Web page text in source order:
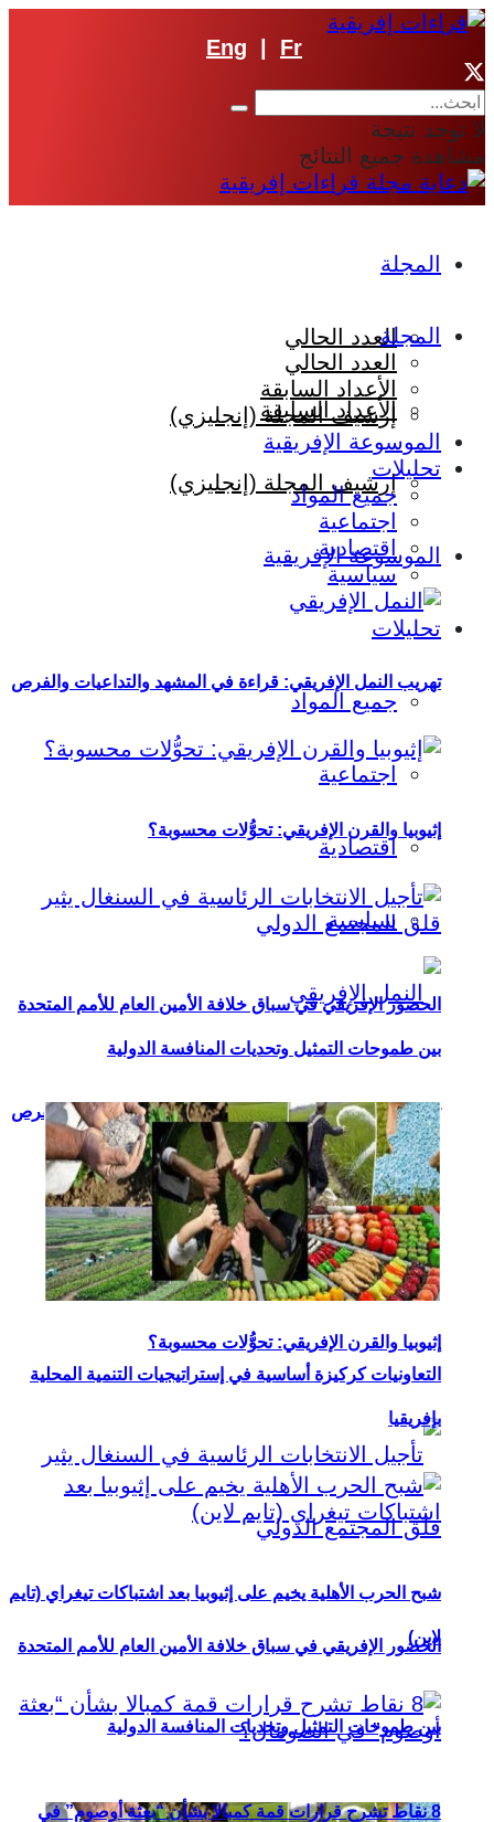
Eng Fr
لا توجد نتيجة
مشاهدة جميع النتائج
المجلة
العدد الحالي
الأعداد السابقة
إرشيف المجلة (إنجليزي)
الموسوعة الإفريقية
تحليلات
جميع المواد
اجتماعية
اقتصادية
سياسية
تهريب النمل الإفريقي: قراءة في المشهد والتداعيات والفرص
إثيوبيا والقرن الإفريقي: تحوُّلات محسوبة؟
الحضور الإفريقي في سباق خلافة الأمين العام للأمم المتحدة
بين طموحات التمثيل وتحديات المنافسة الدولية
المجلة
العدد الحالي
الأعداد السابقة
إرشيف المجلة (إنجليزي)
الموسوعة الإفريقية
تحليلات
جميع المواد
اجتماعية
اقتصادية
سياسية
تهريب النمل الإفريقي: قراءة في المشهد والتداعيات والفرص
إثيوبيا والقرن الإفريقي: تحوُّلات محسوبة؟
الحضور الإفريقي في سباق خلافة الأمين العام للأمم المتحدة
بين طموحات التمثيل وتحديات المنافسة الدولية
التعاونيات كركيزة أساسية في إستراتيجيات التنمية المحلية
بإفريقيا
شبح الحرب الأهلية يخيم على إثيوبيا بعد اشتباكات تيغراي (تايم
لاين)
8 نقاط تشرح قرارات قمة كمبالا بشأن “بعثة أوصوم” في